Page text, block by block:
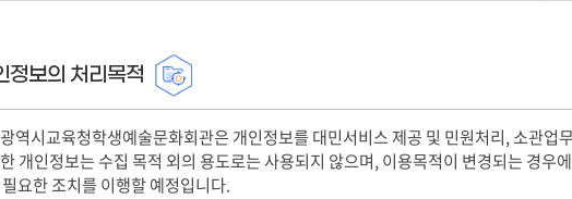
정보의 처리목적
역시교육청학생예술문화회관은 개인정보를 대민서비스 제공 및 민원처리, 소관업
개인정보는 수집 목적 외의 용도로는 사용되지 않으며, 이용목적이 변경되는 경우
요한 조치를 이행할 예정입니다.